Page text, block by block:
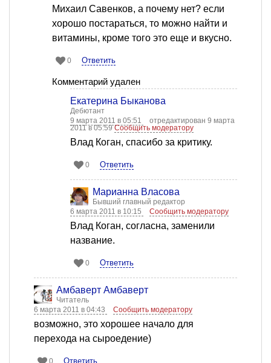
Михаил Савенков, а почему нет? если
хорошо постараться, то можно найти и
витамины, кроме того это еще и вкусно.
0 Ответить
Комментарий удален
Екатерина Быканова
Дебютант
9 марта 2011 в 05:51
отредактирован 9 марта
2011 в 05:59Сообщить модератору
Влад Коган, спасибо за критику.
0 Ответить
Марианна Власова
Бывший главный редактор
6 марта 2011 в 10:15
Сообщить модератору
Влад Коган, согласна, заменили
название.
0 Ответить
Амбаверт Амбаверт
Читатель
6 марта 2011 в 04:43
Сообщить модератору
возможно, это хорошее начало для
перехода на сыроедение)
0 Ответить